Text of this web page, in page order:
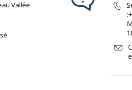
Vallée
: